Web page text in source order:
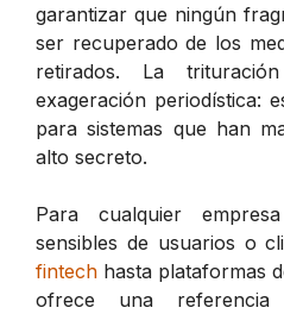
garantizar que ningún
ser recuperado de los
retirados. La
exageración periodística:
para sistemas que han
alto secreto.
Para cualquier
sensibles de usuarios o
fintech hasta plataformas
ofrece una